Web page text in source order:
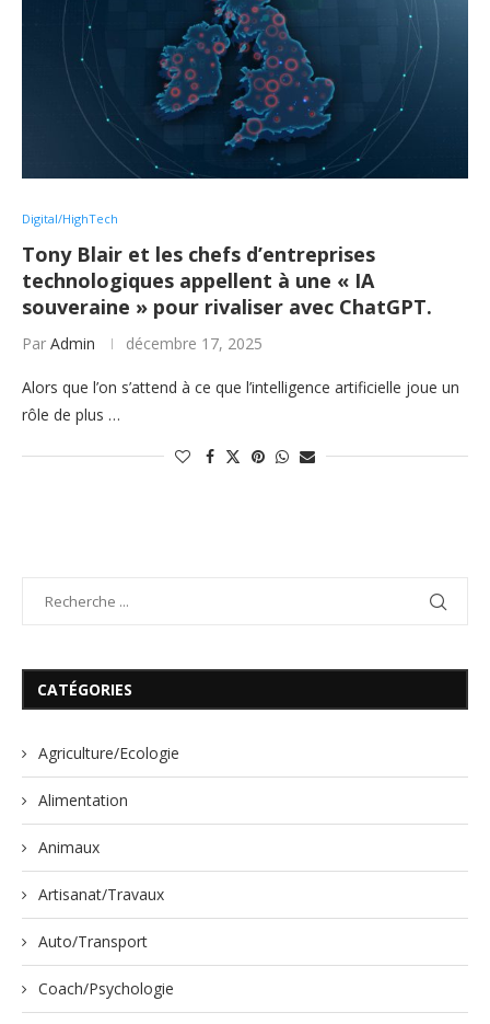
Digital/HighTech
Tony Blair et les chefs d’entreprises
technologiques appellent à une « IA
souveraine » pour rivaliser avec ChatGPT.
Par Admin décembre 17, 2025
Alors que l’on s’attend à ce que l’intelligence artificielle joue un
rôle de plus …
CATÉGORIES
Agriculture/Ecologie
Alimentation
Animaux
Artisanat/Travaux
Auto/Transport
Coach/Psychologie